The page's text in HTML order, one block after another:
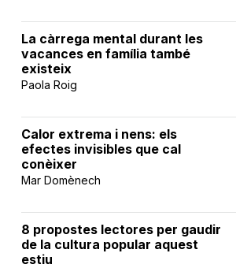
La càrrega mental durant les
vacances en família també
existeix
Paola Roig
Calor extrema i nens: els
efectes invisibles que cal
conèixer
Mar Domènech
8 propostes lectores per gaudir
de la cultura popular aquest
estiu